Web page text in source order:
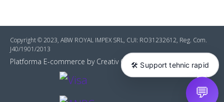
Copyright © 2023, ABW ROYAL IMPEX SRL, CUI: RO31232612, Reg. Com.
J40/1901/2013
Platforma E-commerce by Creativ Online